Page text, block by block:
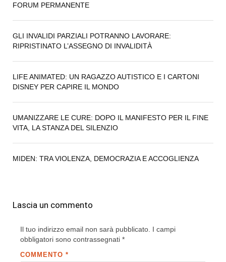
FORUM PERMANENTE
GLI INVALIDI PARZIALI POTRANNO LAVORARE:
RIPRISTINATO L’ASSEGNO DI INVALIDITÀ
LIFE ANIMATED: UN RAGAZZO AUTISTICO E I CARTONI
DISNEY PER CAPIRE IL MONDO
UMANIZZARE LE CURE: DOPO IL MANIFESTO PER IL FINE
VITA, LA STANZA DEL SILENZIO
MIDEN: TRA VIOLENZA, DEMOCRAZIA E ACCOGLIENZA
Lascia un commento
Il tuo indirizzo email non sarà pubblicato. I campi
obbligatori sono contrassegnati *
COMMENTO *